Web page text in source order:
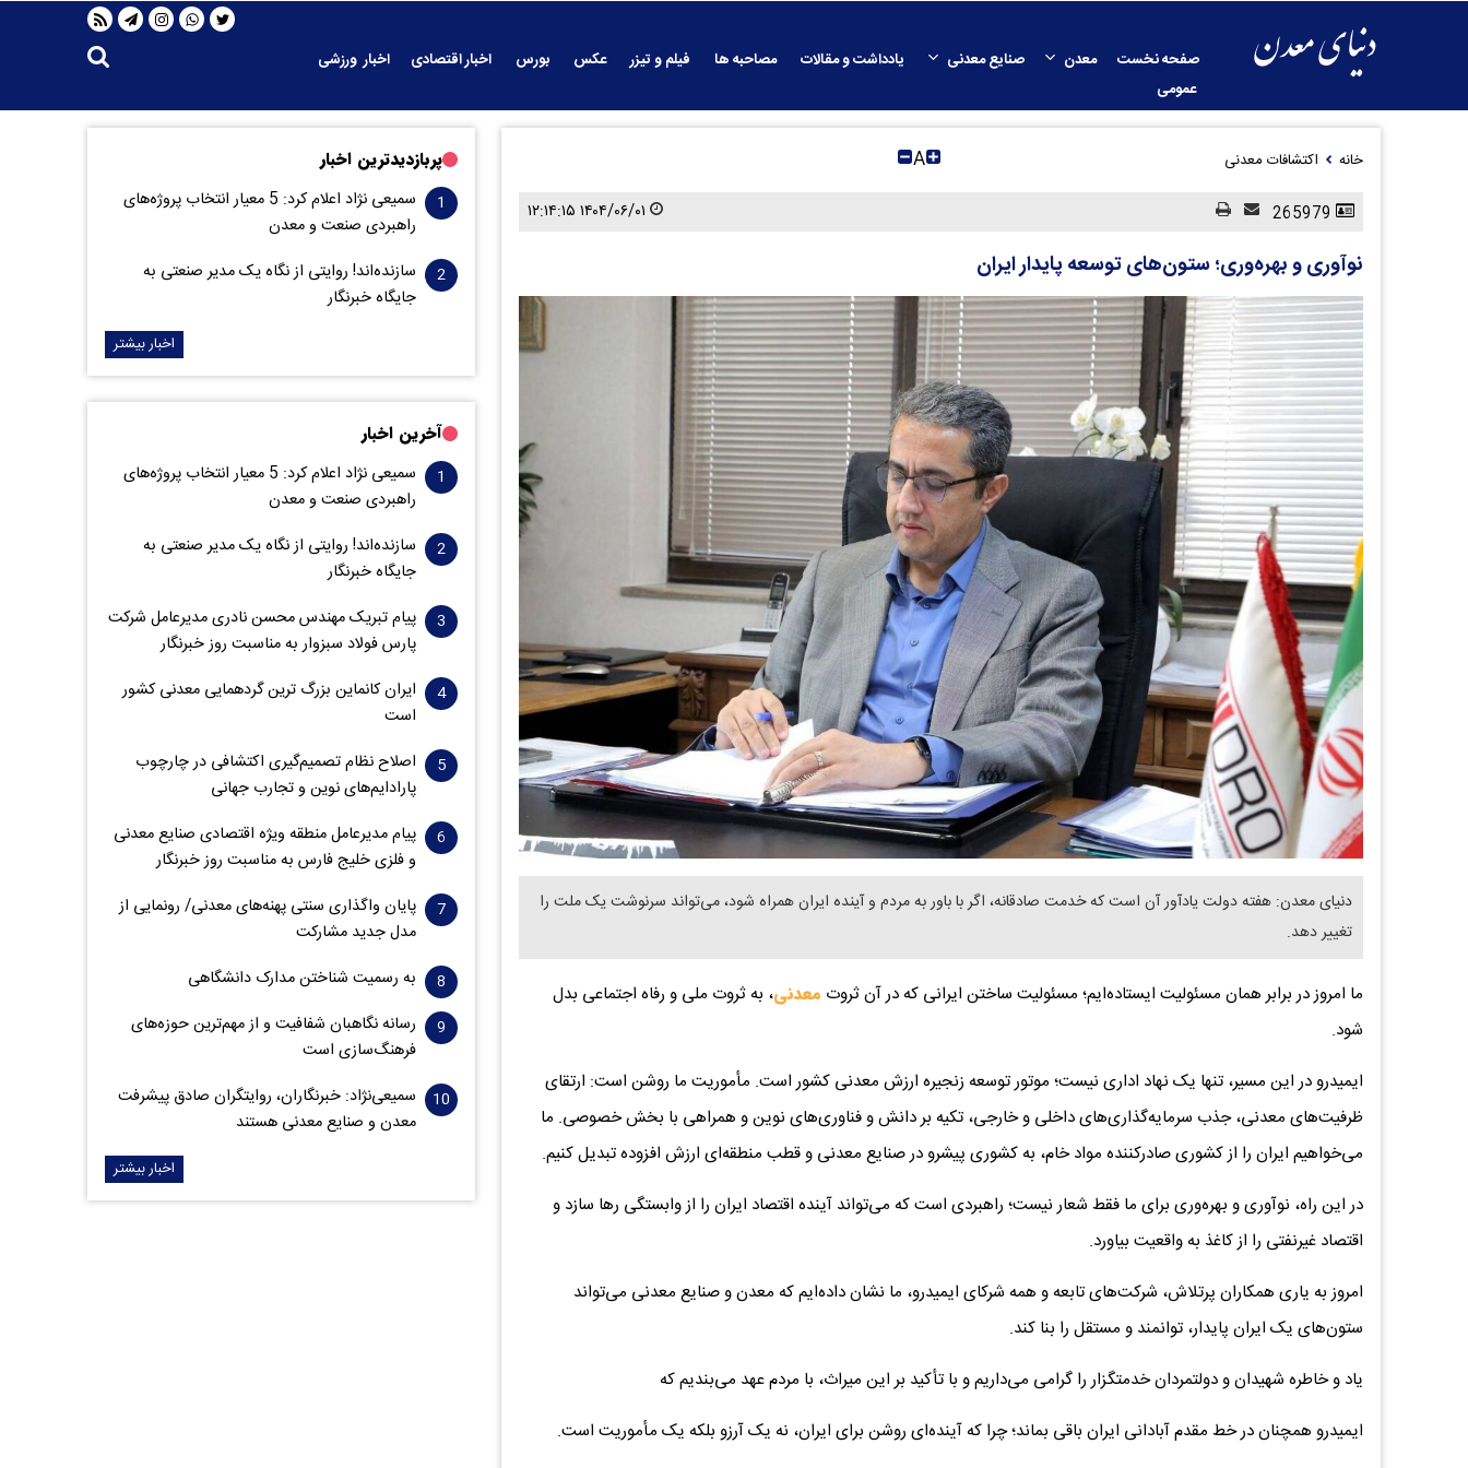
صفحه نخست معدن صنایع معدنی یادداشت و مقالات مصاحبه ها فیلم و تیزر عکس بورس اخبار اقتصادی
اخبار ورزشی
عمومی
خانه اکتشافات معدنی A
۱۴۰۴/۰۶/۰۱ ۱۲:۱۴:۱۵
نوآوری و بهره‌وری؛ ستون‌های توسعه پایدار ایران
دنیای معدن: هفته دولت یادآور آن است که خدمت صادقانه، اگر با باور به مردم و آینده ایران همراه شود، می‌تواند سرنوشت یک ملت را
تغییر دهد.
ما امروز در برابر همان مسئولیت ایستاده‌ایم؛ مسئولیت ساختن ایرانی که در آن ثروت معدنی، به ثروت ملی و رفاه اجتماعی بدل
شود.
ایمیدرو در این مسیر، تنها یک نهاد اداری نیست؛ موتور توسعه زنجیره ارزش معدنی کشور است. مأموریت ما روشن است: ارتقای
ظرفیت‌های معدنی، جذب سرمایه‌گذاری‌های داخلی و خارجی، تکیه بر دانش و فناوری‌های نوین و همراهی با بخش خصوصی. ما
می‌خواهیم ایران را از کشوری صادرکننده مواد خام، به کشوری پیشرو در صنایع معدنی و قطب منطقه‌ای ارزش افزوده تبدیل کنیم.
در این راه، نوآوری و بهره‌وری برای ما فقط شعار نیست؛ راهبردی است که می‌تواند آینده اقتصاد ایران را از وابستگی رها سازد و
اقتصاد غیرنفتی را از کاغذ به واقعیت بیاورد.
امروز به یاری همکاران پرتلاش، شرکت‌های تابعه و همه شرکای ایمیدرو، ما نشان داده‌ایم که معدن و صنایع معدنی می‌تواند
ستون‌های یک ایران پایدار، توانمند و مستقل را بنا کند.
یاد و خاطره شهیدان و دولتمردان خدمتگزار را گرامی می‌داریم و با تأکید بر این میراث، با مردم عهد می‌بندیم که
ایمیدرو همچنان در خط مقدم آبادانی ایران باقی بماند؛ چرا که آینده‌ای روشن برای ایران، نه یک آرزو بلکه یک مأموریت است.
پربازدیدترین اخبار
سمیعی‌ نژاد اعلام کرد: 5 معیار انتخاب پروژه‌های
راهبردی صنعت و معدن
سازنده‌اند! روایتی از نگاه یک مدیر صنعتی به
جایگاه خبرنگار
اخبار بیشتر
آخرین اخبار
سمیعی‌ نژاد اعلام کرد: 5 معیار انتخاب پروژه‌های
راهبردی صنعت و معدن
سازنده‌اند! روایتی از نگاه یک مدیر صنعتی به
جایگاه خبرنگار
پیام تبریک مهندس محسن نادری مدیرعامل شرکت
پارس فولاد سبزوار به مناسبت روز خبرنگار
ایران کانماین بزرگ ترین گردهمایی معدنی کشور
است
اصلاح نظام تصمیم‌گیری اکتشافی در چارچوب
پارادایم‌های نوین و تجارب جهانی
پیام مدیرعامل منطقه ویژه اقتصادی صنایع معدنی
و فلزی خلیج فارس به مناسبت روز خبرنگار‌
پایان واگذاری‌ سنتی پهنه‌های معدنی/ رونمایی از
مدل جدید مشارکت
به رسمیت شناختن مدارک دانشگاهی
رسانه نگاهبان شفافیت و از مهم‌ترین حوزه‌های
فرهنگ‌سازی است
سمیعی‌نژاد: خبرنگاران، روایتگران صادق پیشرفت
معدن و صنایع معدنی هستند
اخبار بیشتر